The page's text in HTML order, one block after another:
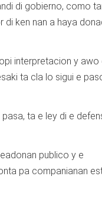
di gobierno, como
ken nan a haya
interpretacion y awo
ta cla lo sigui e
ta e ley di e
publico y e
pa companianan